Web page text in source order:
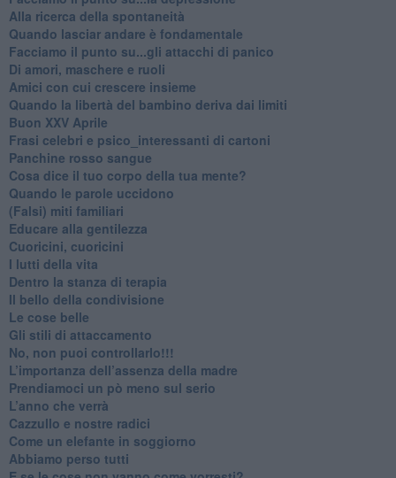
​Alla ricerca della spontaneità
​Quando lasciar andare è fondamentale
Facciamo il punto su...gli attacchi di panico
Di amori, maschere e ruoli
​Amici con cui crescere insieme
​Quando la libertà del bambino deriva dai limiti
Buon XXV Aprile
​Frasi celebri e psico_interessanti di cartoni
​Panchine rosso sangue
​Cosa dice il tuo corpo della tua mente?
​Quando le parole uccidono
​(Falsi) miti familiari
​Educare alla gentilezza
​Cuoricini, cuoricini
I lutti della vita
​Dentro la stanza di terapia
​Il bello della condivisione
Le cose belle
​Gli stili di attaccamento
No, non puoi controllarlo!!!
​L’importanza dell’assenza della madre
​Prendiamoci un pò meno sul serio
​L’anno che verrà
​Cazzullo e nostre radici
​Come un elefante in soggiorno
​Abbiamo perso tutti